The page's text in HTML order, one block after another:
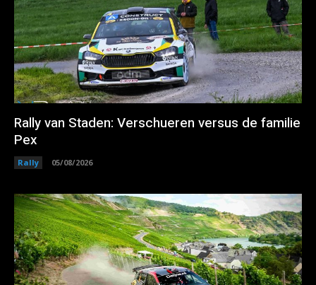
Rally van Staden: Verschueren versus de familie
Pex
Rally 05/08/2026